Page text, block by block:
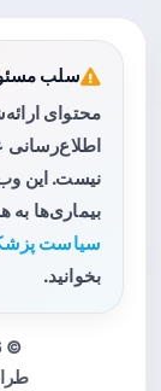
سلب
محتوای
نیست. این
بیماری‌ها به
سیاست
بخوانید.
© 2026 کلیه حقوق محفوظ است.